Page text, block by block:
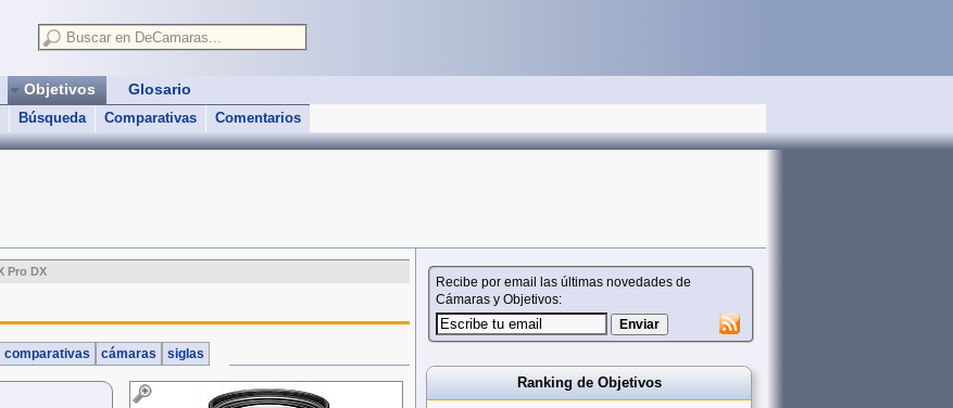
Objetivos
Búsqueda Comparativas Comentarios
Glosario
Pro DX
comparativas cámaras siglas
Recibe por email las últimas novedades de
Cámaras y Objetivos:
Ranking de Objetivos